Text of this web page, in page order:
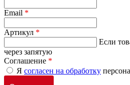
Email *
Артикул *
Если
через запятую
Соглашение *
Я согласен на обработку